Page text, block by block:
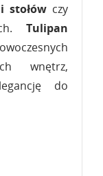
stołów czy
Tulipan
wnętrz,
do